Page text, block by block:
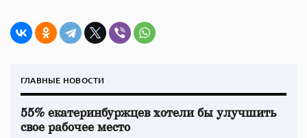
ГЛАВНЫЕ НОВОСТИ
55% екатеринбуржцев хотели бы улучшить
свое рабочее место